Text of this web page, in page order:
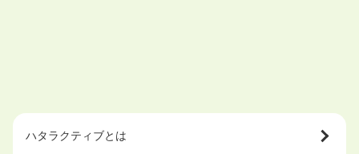
ハタラクティブとは